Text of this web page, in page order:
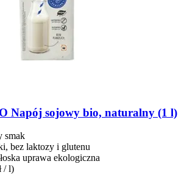
Napój sojowy bio, naturalny (1 l)
smak
bez laktozy i glutenu
uprawa ekologiczna
/ l)